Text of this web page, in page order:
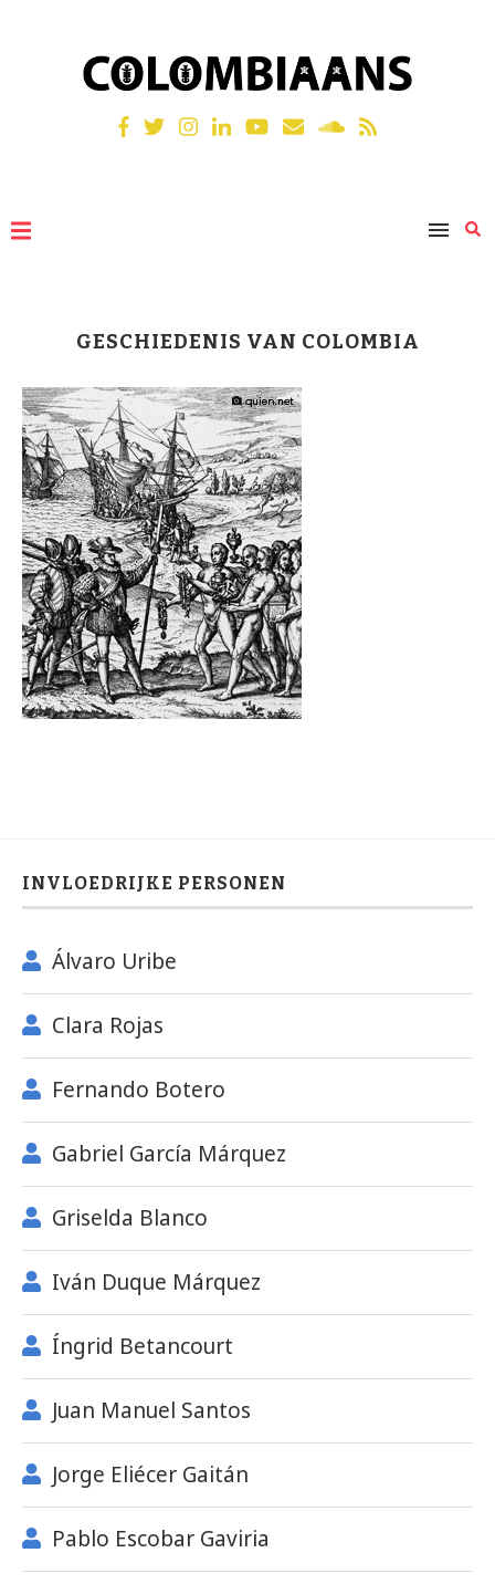
GESCHIEDENIS VAN COLOMBIA
INVLOEDRIJKE PERSONEN
Álvaro Uribe
Clara Rojas
Fernando Botero
Gabriel García Márquez
Griselda Blanco
Iván Duque Márquez
Íngrid Betancourt
Juan Manuel Santos
Jorge Eliécer Gaitán
Pablo Escobar Gaviria